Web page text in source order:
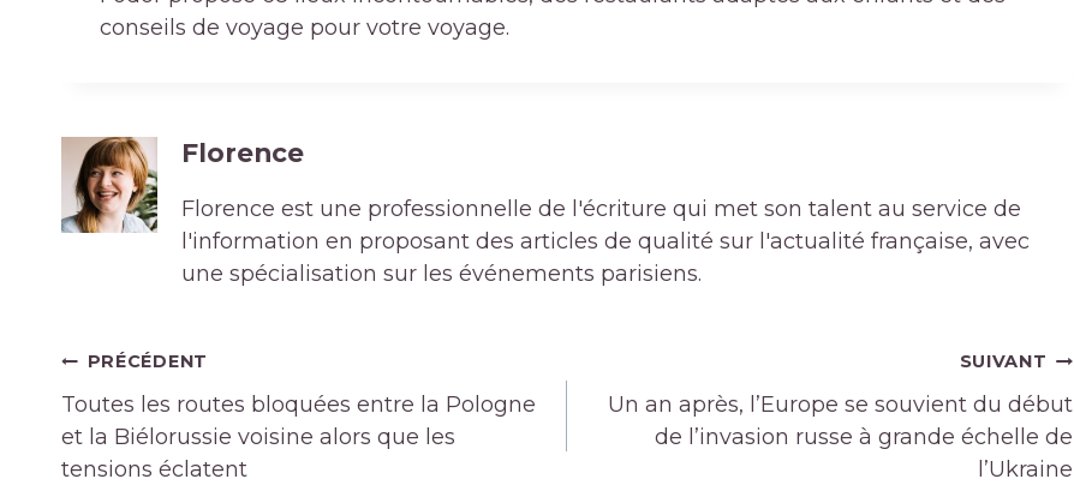
conseils de voyage pour votre voyage.
Florence
Florence est une professionnelle de l'écriture qui met son talent au service de
l'information en proposant des articles de qualité sur l'actualité française, avec
une spécialisation sur les événements parisiens.
Navigation
de
l’article
PRÉCÉDENT
Toutes les routes bloquées entre la Pologne
et la Biélorussie voisine alors que les
tensions éclatent
SUIVANT
Un an après, l’Europe se souvient du début
de l’invasion russe à grande échelle de
l’Ukraine